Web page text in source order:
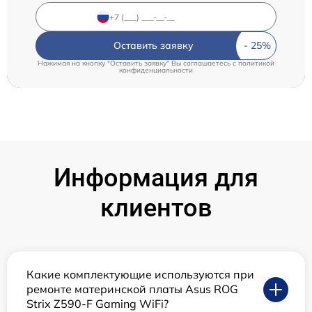
Оставить заявку
Нажимая на кнопку "Оставить заявку" Вы соглашаетесь c политикой
конфиденциальности
Информация для
клиентов
Какие комплектующие используются при
ремонте материнской платы Asus ROG
Strix Z590-F Gaming WiFi?